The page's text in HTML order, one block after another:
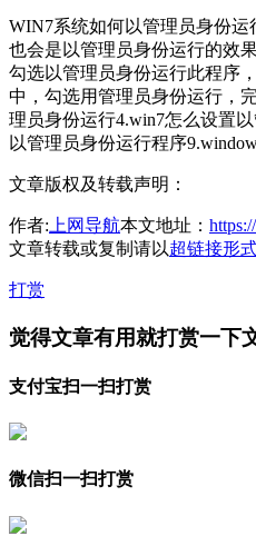
WIN7系统如何以管理员身份
也会是以管理员身份运行的效
勾选以管理员身份运行此程序
中，勾选用管理员身份运行，
理员身份运行4.win7怎么设置
以管理员身份运行程序
文章版权及转载声明：
作者: 上网导航本文地址：
文章转载或复制请以超链接形
打赏
觉得文章有用就打赏一下
支付宝扫一扫打赏
微信扫一扫打赏